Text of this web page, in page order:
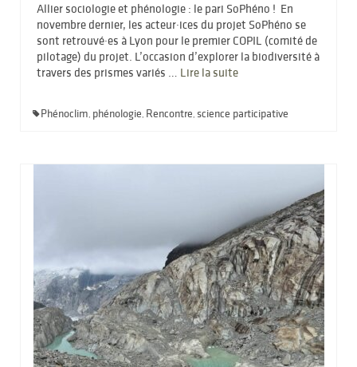
Allier sociologie et phénologie : le pari SoPhéno ! En
novembre dernier, les acteur·ices du projet SoPhéno se
sont retrouvé·es à Lyon pour le premier COPIL (comité de
pilotage) du projet. L’occasion d’explorer la biodiversité à
travers des prismes variés … Lire la suite­­
Phénoclim, phénologie, Rencontre, science participative